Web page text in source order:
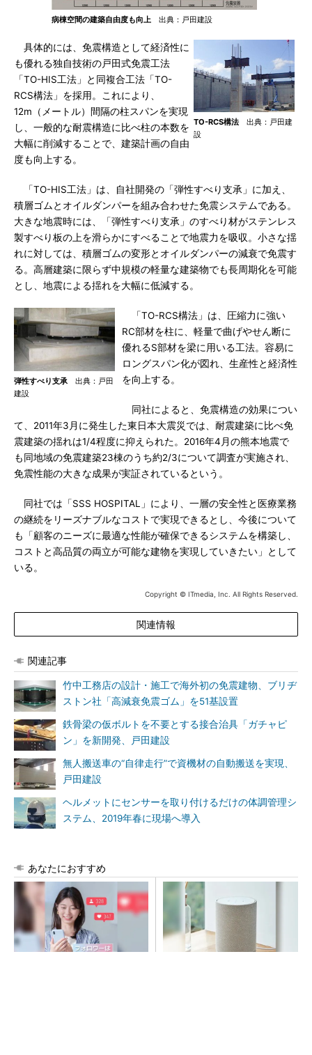
病棟空間の建築自由度も向上 出典：戸田建設
TO-RCS構法 出典：戸田建
設
具体的には、免震構造として経済性に
も優れる独自技術の戸田式免震工法
「TO-HIS工法」と同複合工法「TO-
RCS構法」を採用。これにより、
12m（メートル）間隔の柱スパンを実現
し、一般的な耐震構造に比べ柱の本数を
大幅に削減することで、建築計画の自由
度も向上する。
「TO-HIS工法」は、自社開発の「弾性すべり支承」に加え、
積層ゴムとオイルダンパーを組み合わせた免震システムである。
大きな地震時には、「弾性すべり支承」のすべり材がステンレス
製すべり板の上を滑らかにすべることで地震力を吸収。小さな揺
れに対しては、積層ゴムの変形とオイルダンパーの減衰で免震す
る。高層建築に限らず中規模の軽量な建築物でも長周期化を可能
とし、地震による揺れを大幅に低減する。
弾性すべり支承 出典：戸田
建設
「TO-RCS構法」は、圧縮力に強い
RC部材を柱に、軽量で曲げやせん断に
優れるS部材を梁に用いる工法。容易に
ロングスパン化が図れ、生産性と経済性
を向上する。
同社によると、免震構造の効果につい
て、2011年3月に発生した東日本大震災では、耐震建築に比べ免
震建築の揺れは1/4程度に抑えられた。2016年4月の熊本地震で
も同地域の免震建築23棟のうち約2/3について調査が実施され、
免震性能の大きな成果が実証されているという。
同社では「SSS HOSPITAL」により、一層の安全性と医療業務
の継続をリーズナブルなコストで実現できるとし、今後について
も「顧客のニーズに最適な性能が確保できるシステムを構築し、
コストと高品質の両立が可能な建物を実現していきたい」として
いる。
Copyright © ITmedia, Inc. All Rights Reserved.
関連情報
関連記事
竹中工務店の設計・施工で海外初の免震建物、ブリヂ
ストン社「高減衰免震ゴム」を51基設置
鉄骨梁の仮ボルトを不要とする接合治具「ガチャピ
ン」を新開発、戸田建設
無人搬送車の“自律走行”で資機材の自動搬送を実現、
戸田建設
ヘルメットにセンサーを取り付けるだけの体調管理シ
ステム、2019年春に現場へ導入
あなたにおすすめ